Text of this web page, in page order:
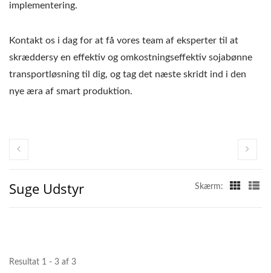
implementering.
Kontakt os i dag for at få vores team af eksperter til at
skræddersy en effektiv og omkostningseffektiv sojabønne
transportløsning til dig, og tag det næste skridt ind i den
nye æra af smart produktion.
Suge Udstyr Skærm:
Resultat 1 - 3 af 3